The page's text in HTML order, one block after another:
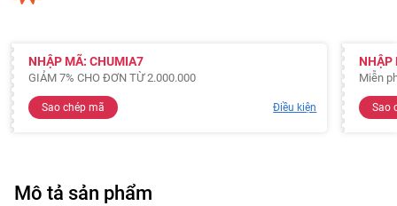
NHẬP MÃ: CHUMIA7
GIẢM 7% CHO ĐƠN TỪ 2.000.000
Sao chép mã Điều kiện
NHẬP
Miễn
Sao
Mô tả sản phẩm